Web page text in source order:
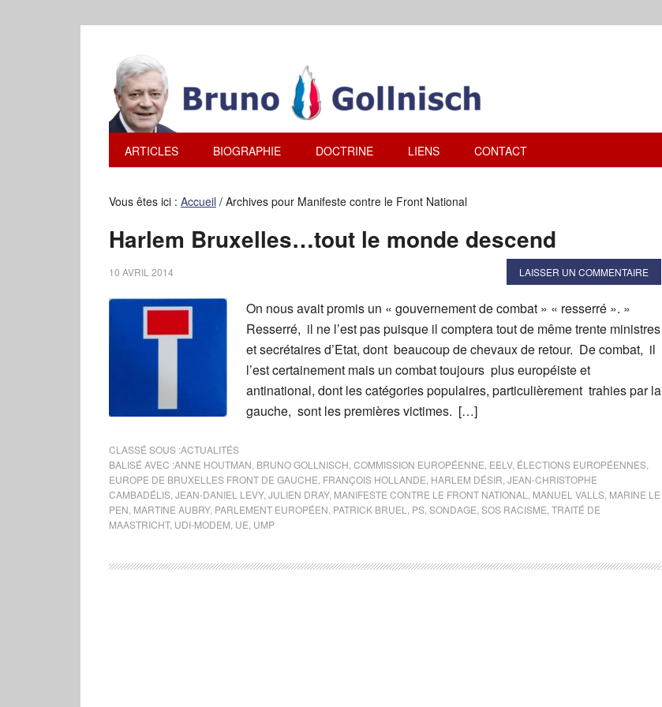
ARTICLES BIOGRAPHIE DOCTRINE LIENS CONTACT
Vous êtes ici : Accueil / Archives pour Manifeste contre le Front National
Harlem Bruxelles…tout le monde descend
10 AVRIL 2014 LAISSER UN COMMENTAIRE
On nous avait promis un « gouvernement de combat » « resserré ». »
Resserré, il ne l’est pas puisque il comptera tout de même trente ministres
et secrétaires d’Etat, dont beaucoup de chevaux de retour. De combat, il
l’est certainement mais un combat toujours plus européiste et
antinational, dont les catégories populaires, particulièrement trahies par la
gauche, sont les premières victimes. […]
CLASSÉ SOUS :ACTUALITÉS
BALISÉ AVEC :ANNE HOUTMAN BRUNO GOLLNISCH COMMISSION EUROPÉENNE EELV, ÉLECTIONS EUROPÉENNES
EUROPE DE BRUXELLES FRONT DE GAUCHE FRANÇOIS HOLLANDE HARLEM DÉSIR JEAN-CHRISTOPHE
CAMBADÉLIS JEAN-DANIEL LEVY, JULIEN DRAY, MANIFESTE CONTRE LE FRONT NATIONAL MANUEL VALLS MARINE LE
PEN MARTINE AUBRY, PARLEMENT EUROPÉEN PATRICK BRUEL PS SONDAGE SOS RACISME TRAITÉ DE
MAASTRICHT, UDI-MODEM UE UMP